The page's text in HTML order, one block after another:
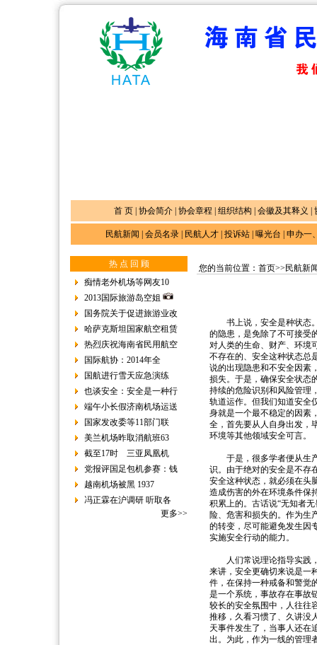
首 页 协会简介 协会章程 组织结构 会徽及其释义
民航新闻 会员名录| 民航人才| 投诉站| 曝光台 申办一
热 点 回 顾
痴情老外机场等网友10
2013国际旅游岛空姐
国务院关于促进旅游业改
哈萨克斯坦国家航空租赁
热烈庆祝海南省民用航空
国际航协：2014年全
国航进行雪天应急演练
也谈安全：安全是一种行
端午小长假济南机场运送
国家发改委等11部门联
美兰机场昨取消航班63
截至17时 三亚凤凰机
党报评国足包机参赛：钱
越南机场被黑 1937
冯正霖在沪调研 听取各
更多>>
您的当前位置： 首页>> 民航新
书上说，安全是种状态。
的隐患，是免除了不可接受
对人类的生命、财产、环境
不存在的、安全这种状态总
说的出现隐患和不安全因素
损失。于是，确保安全状态
持续的危险识别和风险管理
轨道运作。但我们知道安
身就是一个最不稳定的因素
全，首先要从人自身出发，
环境等其他领域安全可言。
于是，很多学者便从生产
识。由于绝对的安全是不存
安全这种状态，就必须在头
造成伤害的外在环境条件保
积累上的。古话说“无知者
险、危害和损失的。作为生
的转变，尽可能避免发生因
实施安全行动的能力。
人们常说理论指导实践，
来讲，安全更确切来说是一
件，在保持一种戒备和警觉
是一个系统，事故存在事故
较长的安全氛围中，人往往
推移，久看习惯了、久讲没
天事件发生了，当事人还在
出。为此，作为一线的管理